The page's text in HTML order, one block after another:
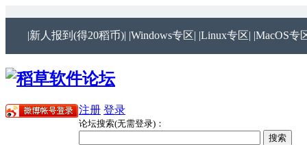
|新人报到(得20稻币)| |Windows专区| |Linux专区| |MacOS专
注册 登录
论坛搜索(无需登录)：